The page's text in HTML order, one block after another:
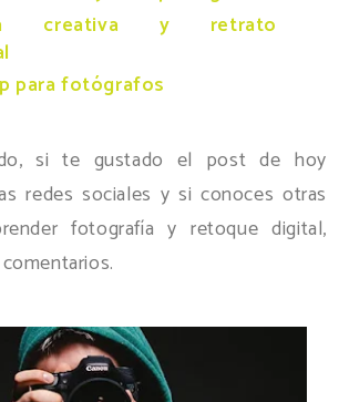
creativa y retrato
para fotógrafos
si te gustado el post de hoy
redes sociales y si conoces otras
fotografía y retoque digital,